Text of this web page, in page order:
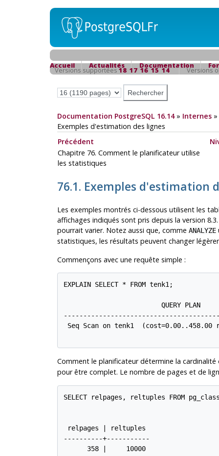
Accueil Actualités Documentation
Versions supportées18 17 16 15 14 Versions
Documentation PostgreSQL 16.14» Internes»
Exemples d'estimation des lignes
Précédent
Chapitre 76. Comment le planificateur utilise
les statistiques
76.1. Exemples d'estimation
Les exemples montrés ci-dessous utilisent les
affichages indiqués sont pris depuis la version
pourrait varier. Notez aussi que, comme ANALYZE
statistiques, les résultats peuvent changer
Commençons avec une requête simple :
EXPLAIN SELECT * FROM tenk1;
                         QUERY PLAN
Seq Scan on tenk1  (cost=0.00..458.00
Comment le planificateur détermine la
pour être complet. Le nombre de pages et de
SELECT relpages, reltuples FROM
relpages | reltuples
----------+-----------
      358 |     10000